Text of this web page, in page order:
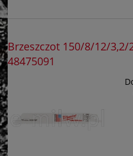
Brzeszczot 150/8/12/3,2/
48475091